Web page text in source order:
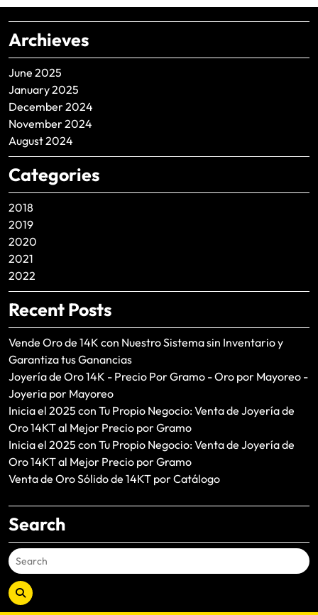
Archieves
June 2025
January 2025
December 2024
November 2024
August 2024
Categories
2018
2019
2020
2021
2022
Recent Posts
Vende Oro de 14K con Nuestro Sistema sin Inventario y
Garantiza tus Ganancias
Joyería de Oro 14K - Precio Por Gramo - Oro por Mayoreo -
Joyeria por Mayoreo
Inicia el 2025 con Tu Propio Negocio: Venta de Joyería de
Oro 14KT al Mejor Precio por Gramo
Inicia el 2025 con Tu Propio Negocio: Venta de Joyería de
Oro 14KT al Mejor Precio por Gramo
Venta de Oro Sólido de 14KT por Catálogo
Search